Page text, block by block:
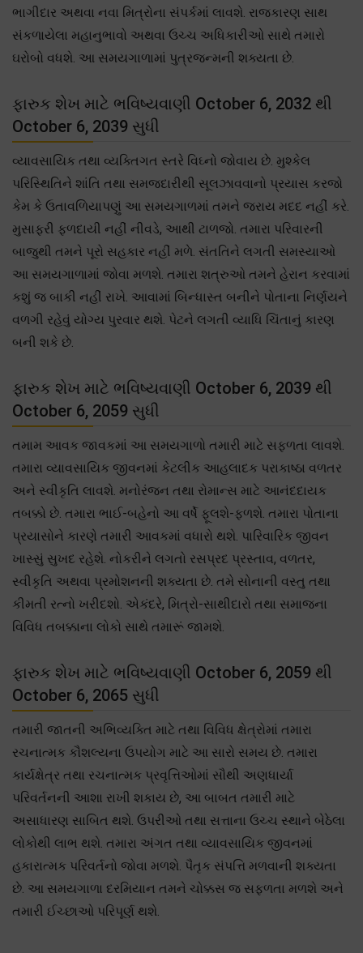
ભાગીદાર અથવા નવા મિત્રોના સંપર્કમાં લાવશે. રાજકારણ સાથ
સંકળાયેલા મહાનુભાવો અથવા ઉચ્ચ અધિકારીઓ સાથે તમારો
ઘરોબો વધશે. આ સમયગાળામાં પુત્રજન્મની શક્યતા છે.
ફારુક શેખ માટે ભવિષ્યવાણી October 6, 2032 થી
October 6, 2039 સુધી
વ્યાવસાયિક તથા વ્યક્તિગત સ્તરે વિઘ્નો જોવાય છે. મુશ્કેલ
પરિસ્થિતિને શાંતિ તથા સમજદારીથી સૂલઝાવવાનો પ્રયાસ કરજો
કેમ કે ઉતાવળિયાપણું આ સમયગાળમાં તમને જરાય મદદ નહીં કરે.
મુસાફરી ફળદાયી નહીં નીવડે, આથી ટાળજો. તમારા પરિવારની
બાજુથી તમને પૂરો સહકાર નહીં મળે. સંતતિને લગતી સમસ્યાઓ
આ સમયગાળામાં જોવા મળશે. તમારા શત્રુઓ તમને હેરાન કરવામાં
કશું જ બાકી નહીં રાખે. આવામાં બિન્ધાસ્ત બનીને પોતાના નિર્ણયને
વળગી રહેવું યોગ્ય પુરવાર થશે. પેટને લગતી વ્યાધિ ચિંતાનું કારણ
બની શકે છે.
ફારુક શેખ માટે ભવિષ્યવાણી October 6, 2039 થી
October 6, 2059 સુધી
તમામ આવક જાવકમાં આ સમયગાળો તમારી માટે સફળતા લાવશે.
તમારા વ્યાવસાયિક જીવનમાં કેટલીક આહલાદક પરાકાષ્ઠા વળતર
અને સ્વીકૃતિ લાવશે. મનોરંજન તથા રોમાન્સ માટે આનંદદાયક
તબક્કો છે. તમારા ભાઈ-બહેનો આ વર્ષે ફૂલશે-ફળશે. તમારા પોતાના
પ્રયાસોને કારણે તમારી આવકમાં વધારો થશે. પારિવારિક જીવન
ખાસ્સું સુખદ રહેશે. નોકરીને લગતો રસપ્રદ પ્રસ્તાવ, વળતર,
સ્વીકૃતિ અથવા પ્રમોશનની શક્યતા છે. તમે સોનાની વસ્તુ તથા
કીમતી રત્નો ખરીદશો. એકંદરે, મિત્રો-સાથીદારો તથા સમાજના
વિવિધ તબક્કાના લોકો સાથે તમારૂં જામશે.
ફારુક શેખ માટે ભવિષ્યવાણી October 6, 2059 થી
October 6, 2065 સુધી
તમારી જાતની અભિવ્યક્તિ માટે તથા વિવિધ ક્ષેત્રોમાં તમારા
રચનાત્મક કૌશલ્યના ઉપયોગ માટે આ સારો સમય છે. તમારા
કાર્યક્ષેત્ર તથા રચનાત્મક પ્રવૃત્તિઓમાં સૌથી અણધાર્યા
પરિવર્તનની આશા રાખી શકાય છે, આ બાબત તમારી માટે
અસાધારણ સાબિત થશે. ઉપરીઓ તથા સત્તાના ઉચ્ચ સ્થાને બેઠેલા
લોકોથી લાભ થશે. તમારા અંગત તથા વ્યાવસાયિક જીવનમાં
હકારાત્મક પરિવર્તનો જોવા મળશે. પૈતૃક સંપત્તિ મળવાની શક્યતા
છે. આ સમયગાળા દરમિયાન તમને ચોક્કસ જ સફળતા મળશે અને
તમારી ઈચ્છાઓ પરિપૂર્ણ થશે.